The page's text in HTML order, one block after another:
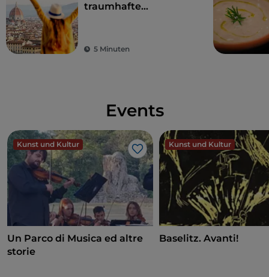
traumhafte
Toskana ist der Traum
5 Minuten
Events
Kunst und Kultur
Like
Un Parco di Musica ed altre
storie
Kunst und Kultur
Baselitz. Avanti!